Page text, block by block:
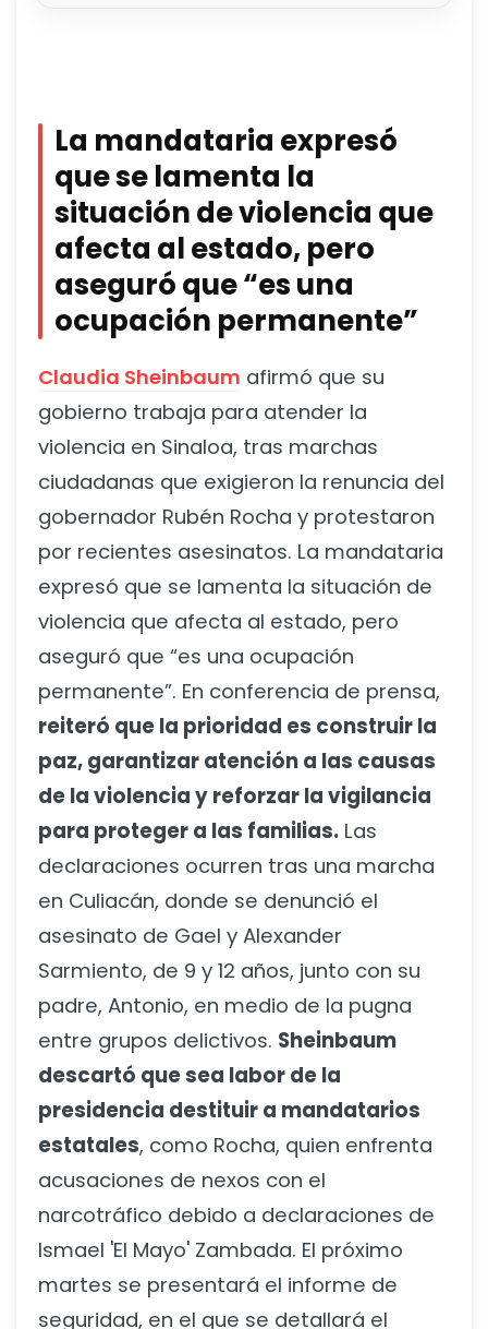
La mandataria expresó
que se lamenta la
situación de violencia que
afecta al estado, pero
aseguró que “es una
ocupación permanente”
Claudia Sheinbaum afirmó que su
gobierno trabaja para atender la
violencia en Sinaloa, tras marchas
ciudadanas que exigieron la renuncia del
gobernador Rubén Rocha y protestaron
por recientes asesinatos. La mandataria
expresó que se lamenta la situación de
violencia que afecta al estado, pero
aseguró que “es una ocupación
permanente”. En conferencia de prensa,
reiteró que la prioridad es construir la
paz, garantizar atención a las causas
de la violencia y reforzar la vigilancia
para proteger a las familias. Las
declaraciones ocurren tras una marcha
en Culiacán, donde se denunció el
asesinato de Gael y Alexander
Sarmiento, de 9 y 12 años, junto con su
padre, Antonio, en medio de la pugna
entre grupos delictivos. Sheinbaum
descartó que sea labor de la
presidencia destituir a mandatarios
estatales, como Rocha, quien enfrenta
acusaciones de nexos con el
narcotráfico debido a declaraciones de
Ismael 'El Mayo' Zambada. El próximo
martes se presentará el informe de
seguridad, en el que se detallará el